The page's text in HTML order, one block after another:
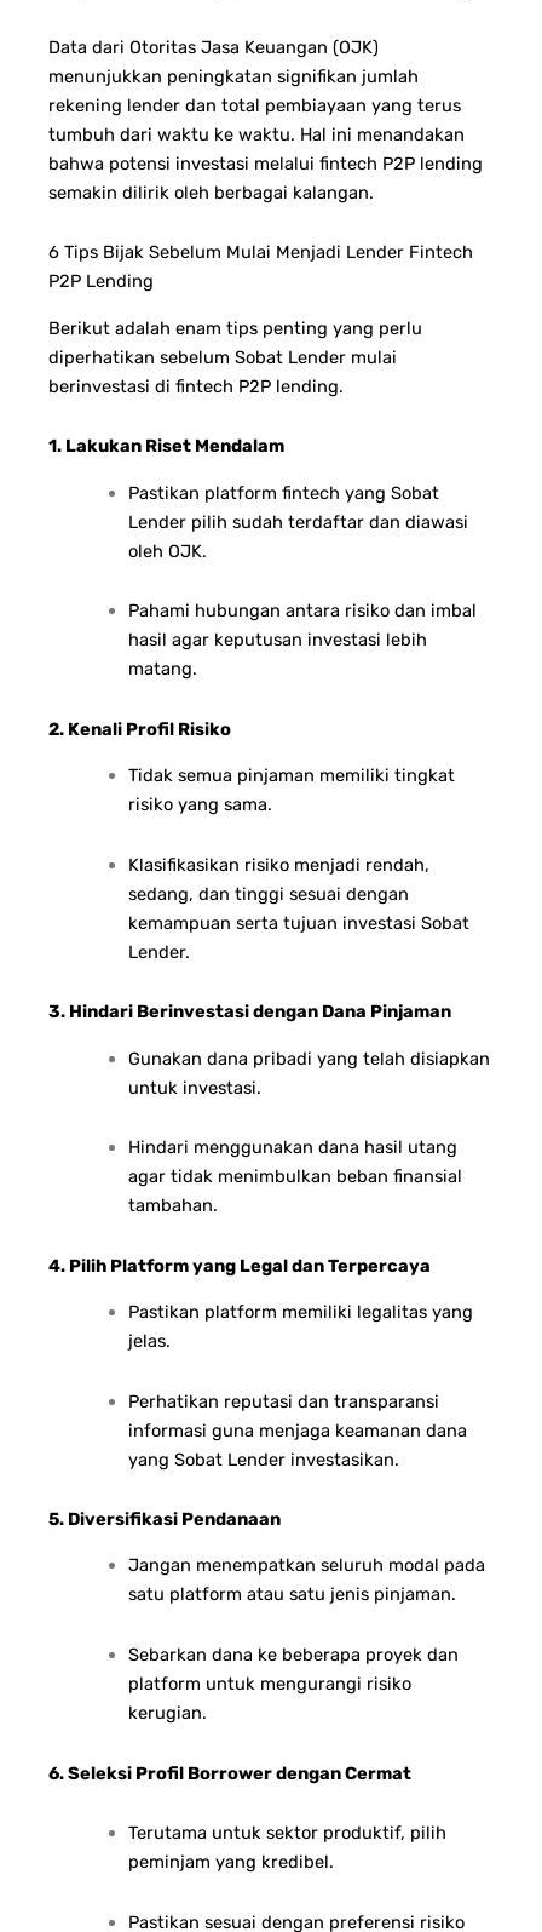
Data dari Otoritas Jasa Keuangan (OJK)
menunjukkan peningkatan signifikan jumlah
rekening lender dan total pembiayaan yang terus
tumbuh dari waktu ke waktu. Hal ini menandakan
bahwa potensi investasi melalui fintech P2P lending
semakin dilirik oleh berbagai kalangan.
6 Tips Bijak Sebelum Mulai Menjadi Lender Fintech
P2P Lending
Berikut adalah enam tips penting yang perlu
diperhatikan sebelum Sobat Lender mulai
berinvestasi di fintech P2P lending.
1. Lakukan Riset Mendalam
Pastikan platform fintech yang Sobat
Lender pilih sudah terdaftar dan diawasi
oleh OJK.
Pahami hubungan antara risiko dan imbal
hasil agar keputusan investasi lebih
matang.
2. Kenali Profil Risiko
Tidak semua pinjaman memiliki tingkat
risiko yang sama.
Klasifikasikan risiko menjadi rendah,
sedang, dan tinggi sesuai dengan
kemampuan serta tujuan investasi Sobat
Lender.
3. Hindari Berinvestasi dengan Dana Pinjaman
Gunakan dana pribadi yang telah disiapkan
untuk investasi.
Hindari menggunakan dana hasil utang
agar tidak menimbulkan beban finansial
tambahan.
4. Pilih Platform yang Legal dan Terpercaya
Pastikan platform memiliki legalitas yang
jelas.
Perhatikan reputasi dan transparansi
informasi guna menjaga keamanan dana
yang Sobat Lender investasikan.
5. Diversifikasi Pendanaan
Jangan menempatkan seluruh modal pada
satu platform atau satu jenis pinjaman.
Sebarkan dana ke beberapa proyek dan
platform untuk mengurangi risiko
kerugian.
6. Seleksi Profil Borrower dengan Cermat
Terutama untuk sektor produktif, pilih
peminjam yang kredibel.
Pastikan sesuai dengan preferensi risiko